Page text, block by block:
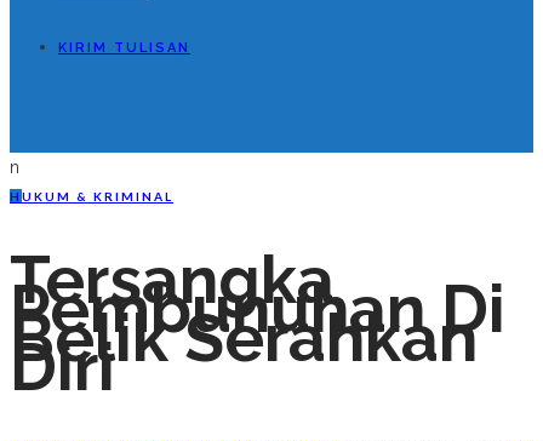
KIRIM TULISAN
n
H UKUM & KRIMINAL
Tersangka
Pembunuhan Di
Belik Serahkan
Diri